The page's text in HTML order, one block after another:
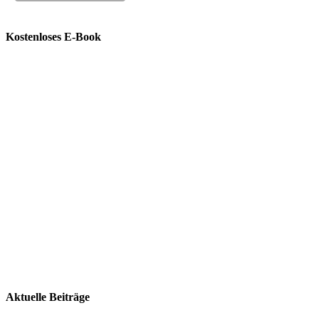
Kostenloses E-Book
Aktuelle Beiträge